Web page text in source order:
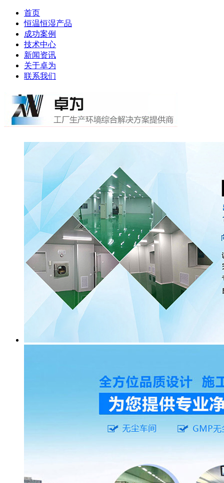
首页
恒温恒湿产品
成功案例
技术中心
新闻资讯
关于卓为
联系我们